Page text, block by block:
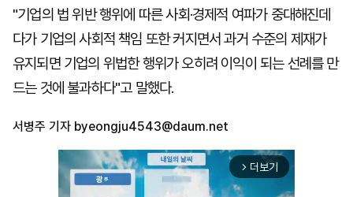
"기업의 법 위반 행위에 따른 사회·경제적 여파가 중대해진데
다가 기업의 사회적 책임 또한 커지면서 과거 수준의 제재가
유지되면 기업의 위법한 행위가 오히려 이익이 되는 선례를 만
드는 것에 불과하다"고 말했다.
서병주 기자 byeongju4543@daum.net
arrow_forward_ios 더보기